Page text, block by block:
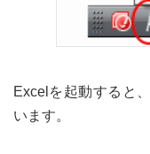
Excelを起動すると
います。